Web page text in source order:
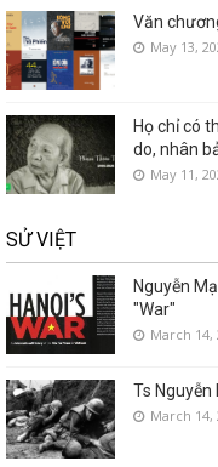
Văn
May 13,
Họ chỉ có
do, nhân
May 11,
SỬ VIỆT
Nguyễn
"War"
March 14,
Ts Nguyễn
March 14,